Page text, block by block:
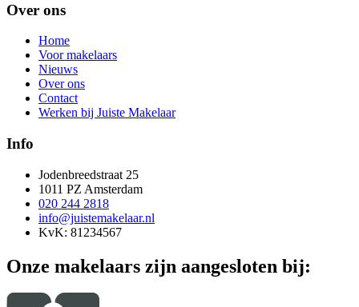
Over ons
Home
Voor makelaars
Nieuws
Over ons
Contact
Werken bij Juiste Makelaar
Info
Jodenbreedstraat 25
1011 PZ Amsterdam
020 244 2818
info@juistemakelaar.nl
KvK: 81234567
Onze makelaars zijn aangesloten bij: